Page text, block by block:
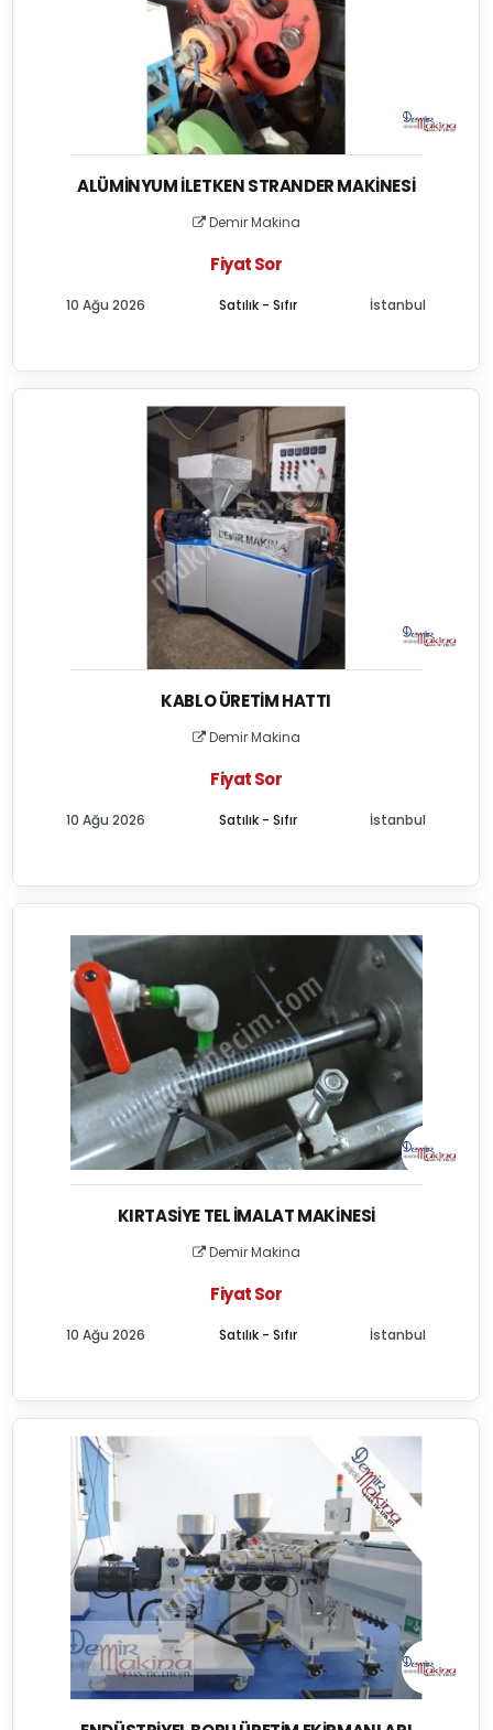
ALÜMINYUM İLETKEN STRANDER MAKINESI
Demir Makina
Fiyat Sor
Satılık - Sıfır
10 Ağu 2026 İstanbul
KABLO ÜRETIM HATTI
Demir Makina
Fiyat Sor
Satılık - Sıfır
10 Ağu 2026 İstanbul
KIRTASIYE TEL İMALAT MAKINESI
Demir Makina
Fiyat Sor
Satılık - Sıfır
10 Ağu 2026 İstanbul